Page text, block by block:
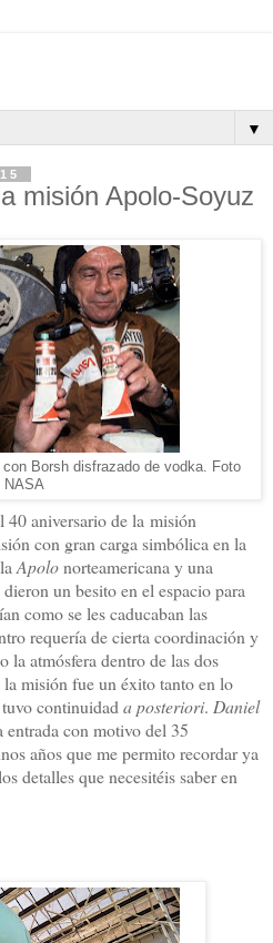
▼
misión Apolo-Soyuz
Borsh disfrazado de vodka. Foto
NASA
40 aniversario de la misión
con gran carga simbólica en la
Apolonorteamericana y una
un besito en el espacio para
como se les caducaban las
requería de cierta coordinación y
la atmósfera dentro de las dos
misión fue un éxito tanto en lo
continuidad a posteriori. Daniel
entrada con motivo del 35
años que me permito recordar ya
detalles que necesitéis saber en